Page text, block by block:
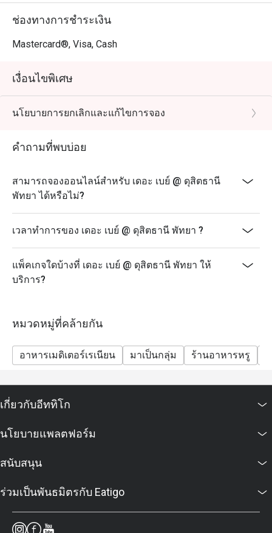
ช่องทางการชำระเงิน
Mastercard®, Visa, Cash
เงื่อนไขพิเศษ
นโยบายการยกเลิกและแก้ไขการจอง
คำถามที่พบบ่อย
สามารถจองออนไลน์สำหรับ เดอะ เบย์ @ ดุสิตธานี
พัทยา ได้หรือไม่?
เวลาทำการของ เดอะ เบย์ @ ดุสิตธานี พัทยา ?
แพ็คเกจใดบ้างที่ เดอะ เบย์ @ ดุสิตธานี พัทยา ให้
บริการ?
หมวดหมู่ที่คล้ายกัน
อาหารเมดิเตอร์เรเนียน มาเป็นกลุ่ม ร้านอาหารหรู
เกี่ยวกับอีททิโก
นโยบายแพลตฟอร์ม
สนับสนุน
ร่วมเป็นพันธมิตรกับ Eatigo